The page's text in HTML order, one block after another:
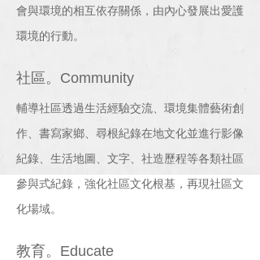
會與環境的相互依存關係，由內心發展出愛護
環境的行動。
社區。Community
輔導社區透過生活經驗交流、環境集體藝術創
作、書寫家鄉、尋根紀錄在地文化並進行影像
紀錄、生活地圖、文字、社造歷程等各類社區
參與式紀錄，強化社區文化根基，再現社區文
化場域。
教育。Educate